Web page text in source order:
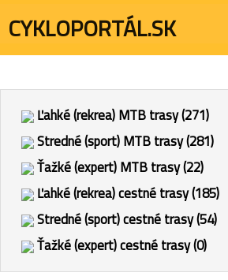
CYKLOPORTÁL.SK
Ľahké (rekrea) MTB trasy (271)
Stredné (sport) MTB trasy (281)
Ťažké (expert) MTB trasy (22)
Ľahké (rekrea) cestné trasy (185)
Stredné (sport) cestné trasy (54)
Ťažké (expert) cestné trasy (0)